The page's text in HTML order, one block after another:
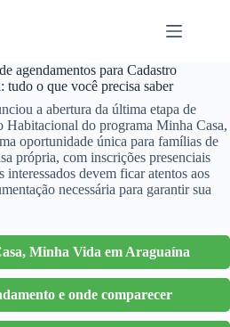
agendamentos para Cadastro
o que você precisa saber
a abertura da última etapa de
Habitacional do programa Minha Casa,
oportunidade única para famílias de
própria, com inscrições presenciais
devem ficar atentos aos
necessária para garantir sua
Minha Vida em Araguaína
e onde comparecer